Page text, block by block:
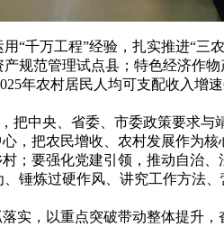
万工程”经验，扎实推进“三
规范管理试点县；特色经济作
年农村居民人均可支配收入增
中央、省委、市委政策要求与
把农民增收、农村发展作为
；要强化党建引领，推动自治
锤炼过硬作风、讲究工作方法
，以重点突破带动整体提升